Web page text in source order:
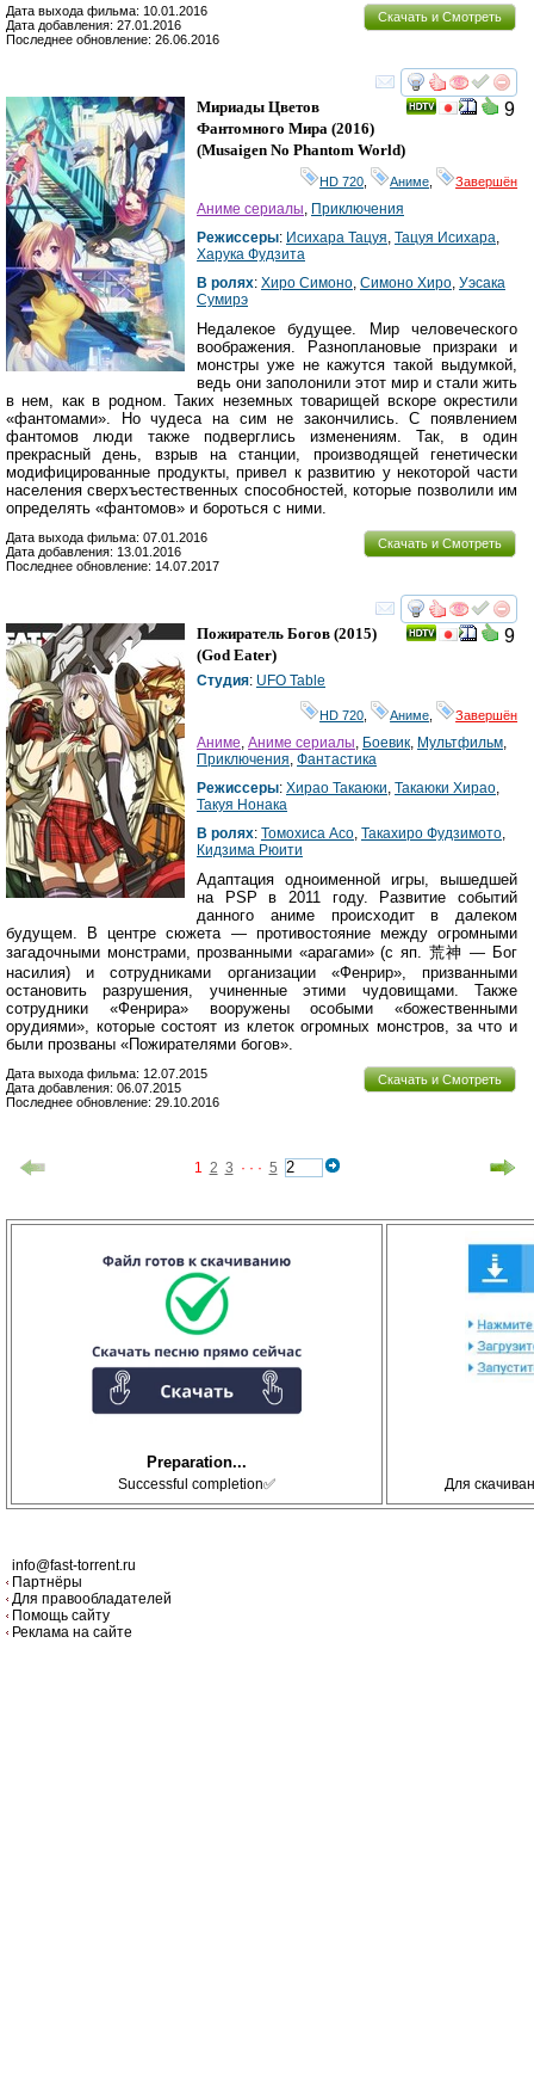
Скачать и Смотреть
Дата выхода фильма: 10.01.2016
Дата добавления: 27.01.2016
Последнее обновление: 26.06.2016
смотреть
9
Мириады Цветов
Фантомного Мира (2016)
(Musaigen No Phantom World)
HD 720 Аниме Завершён
Аниме сериалы, Приключения
Режиссеры: Исихара Тацуя, Тацуя Исихара,
Харука Фудзита
В ролях: Хиро Симоно, Симоно Хиро, Уэсака
Сумирэ
Недалекое будущее. Мир человеческого
воображения. Разноплановые призраки и
монстры уже не кажутся такой выдумкой,
ведь они заполонили этот мир и стали жить
в нем, как в родном. Таких неземных товарищей вскоре окрестили
«фантомами». Но чудеса на сим не закончились. С появлением
фантомов люди также подверглись изменениям. Так, в один
прекрасный день, взрыв на станции, производящей генетически
модифицированные продукты, привел к развитию у некоторой части
населения сверхъестественных способностей, которые позволили им
определять «фантомов» и бороться с ними.
Скачать и Смотреть
Дата выхода фильма: 07.01.2016
Дата добавления: 13.01.2016
Последнее обновление: 14.07.2017
смотреть
9
Пожиратель Богов (2015)
(God Eater)
Студия: UFO Table
HD 720 Аниме Завершён
Аниме Аниме сериалы Боевик Мультфильм
Приключения Фантастика
Режиссеры: Хирао Такаюки Такаюки Хирао
Такуя Нонака
В ролях: Томохиса Асо Такахиро Фудзимото
Кидзима Рюити
Адаптация одноименной игры, вышедшей
на PSP в 2011 году. Развитие событий
данного аниме происходит в далеком
будущем. В центре сюжета — противостояние между огромными
загадочными монстрами, прозванными «арагами» (с яп. 荒神 — Бог
насилия) и сотрудниками организации «Фенрир», призванными
остановить разрушения, учиненные этими чудовищами. Также
сотрудники «Фенрира» вооружены особыми «божественными
орудиями», которые состоят из клеток огромных монстров, за что и
были прозваны «Пожирателями богов».
Скачать и Смотреть
Дата выхода фильма: 12.07.2015
Дата добавления: 06.07.2015
Последнее обновление: 29.10.2016
1 2 3 · · · 5
Preparation...
Successful completion✅ Для
info@fast-torrent.ru
Партнёры
Для правообладателей
Помощь сайту
Реклама на сайте